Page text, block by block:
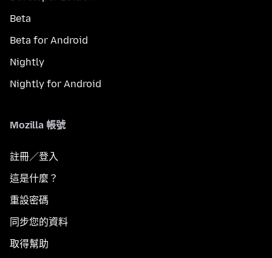
Beta
Beta for Android
Nightly
Nightly for Android
Mozilla 帳號
註冊／登入
這是什麼？
重設密碼
同步您的資料
取得幫助